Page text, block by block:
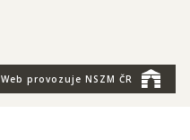
Web provozuje NSZM ČR